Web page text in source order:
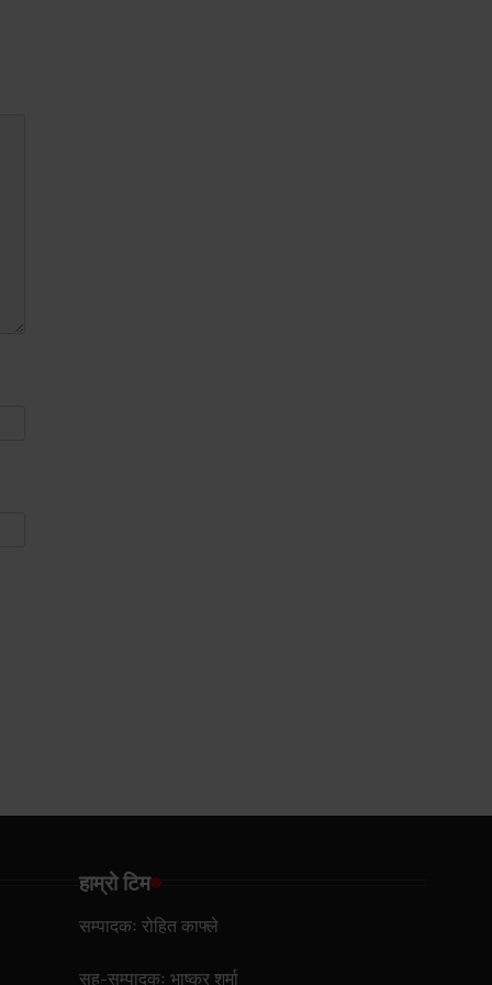
हाम्रो टिम
सम्पादकः रोहित काफ्ले
सह-सम्पादकः भाष्कर शर्मा